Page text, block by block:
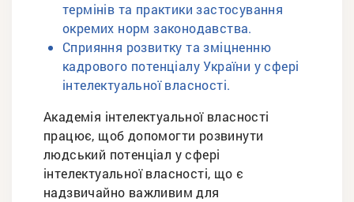
термінів та практики застосування
окремих норм законодавства.
Сприяння розвитку та зміцненню
кадрового потенціалу України у сфері
інтелектуальної власності.
Академія інтелектуальної власності
працює, щоб допомогти розвинути
людський потенціал у сфері
інтелектуальної власності, що є
надзвичайно важливим для